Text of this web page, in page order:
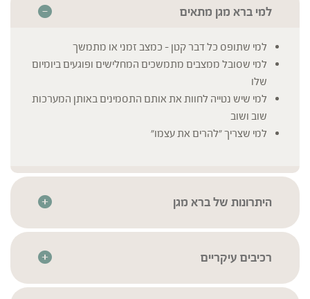
למי ברא מגן מתאים
למי שתופס כל דבר קטן – כמצב זמני או מתמשך
למי שסובל ממצבים מתמשכים המחלישים ופוגעים ביומיום
שלו
למי שיש נטייה לחוות את אותם התסמינים באותן המערכות
שוב ושוב
למי שצריך "להרים את עצמו"
היתרונות של ברא מגן
חומרי הגלם עברו סדרת בדיקות איכות קפדניות בהתאם
וניקיונם
רכיבים עיקריים